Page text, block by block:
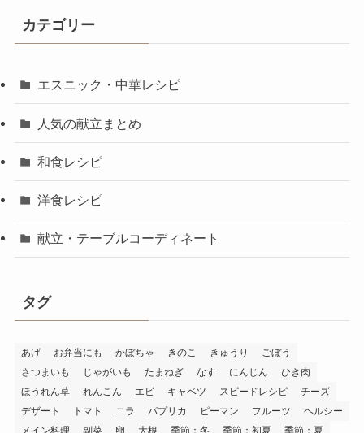
カテゴリー
エスニック・中華レシピ
人気の献立まとめ
和食レシピ
洋食レシピ
献立・テーブルコーディネート
タグ
あげ お弁当にも かぼちゃ きのこ きゅうり
ごぼう
さつまいも
じゃがいも たまねぎ なす にんじん
ひき肉
ほうれん草
れんこん エビ キャベツ スピードレシピ
チーズ
デザート
トマト ニラ パプリカ ピーマン フルーツ
ヘルシー
メイン料理
副菜 卵 大根 季節：冬 季節：初夏 季節：夏